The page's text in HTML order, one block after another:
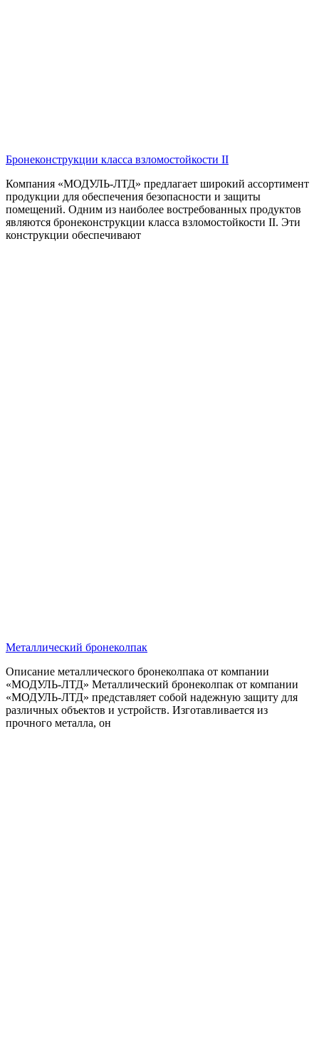
Бронеконструкции класса взломостойкости II
Компания «МОДУЛЬ-ЛТД» предлагает широкий ассортимент
продукции для обеспечения безопасности и защиты
помещений. Одним из наиболее востребованных продуктов
являются бронеконструкции класса взломостойкости II. Эти
конструкции обеспечивают
Металлический бронеколпак
Описание металлического бронеколпака от компании
«МОДУЛЬ-ЛТД» Металлический бронеколпак от компании
«МОДУЛЬ-ЛТД» представляет собой надежную защиту для
различных объектов и устройств. Изготавливается из
прочного металла, он